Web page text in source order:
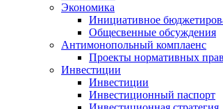
Экономика
Инициативное
Общесвенные обсуждения
Антимонопольный комплаенс
Проекты нормативных
Инвестиции
Инвестиции
Инвестиционный паспорт